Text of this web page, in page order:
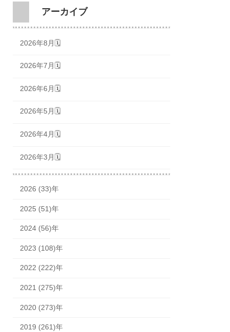
アーカイブ
2026年8月🗓
2026年7月🗓
2026年6月🗓
2026年5月🗓
2026年4月🗓
2026年3月🗓
2026 (33)年
2025 (51)年
2024 (56)年
2023 (108)年
2022 (222)年
2021 (275)年
2020 (273)年
2019 (261)年